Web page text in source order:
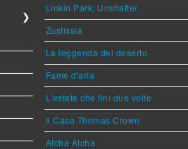
❯
Linkin Park: Unshatter
Zustissia
La leggenda del deserto
Fame d'aria
L'estate che finì due volte
Il Caso Thomas Crown
Atcha Atcha